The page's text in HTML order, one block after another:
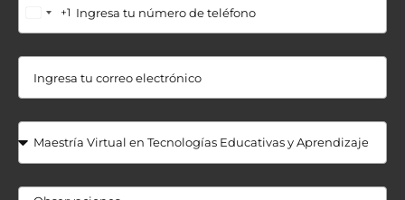
+1